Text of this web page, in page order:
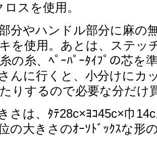
スを使用。
分やハンドル部分に麻の
を使用。あとは、ステッ
の糸、ﾍﾟｰﾊﾟｰﾀｲﾌﾟの芯を
んに行くと、小分けにカ
りするので必要な分だけ
さは、ﾀﾃ28c×ﾖｺ45c×巾
の大きさのｵｰｿﾄﾞｯｸｽな形